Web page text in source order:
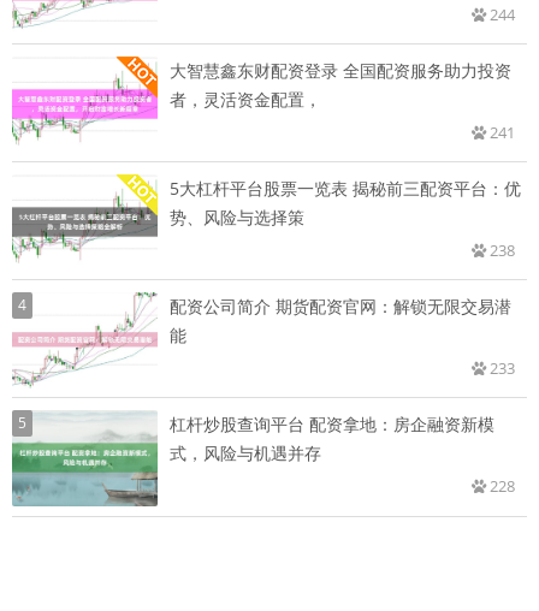
244
大智慧鑫东财配资登录 全国配资服务助力投资
者，灵活资金配置，
241
5大杠杆平台股票一览表 揭秘前三配资平台：优
势、风险与选择策
238
4
配资公司简介 期货配资官网：解锁无限交易潜
能
233
5
杠杆炒股查询平台 配资拿地：房企融资新模
式，风险与机遇并存
228